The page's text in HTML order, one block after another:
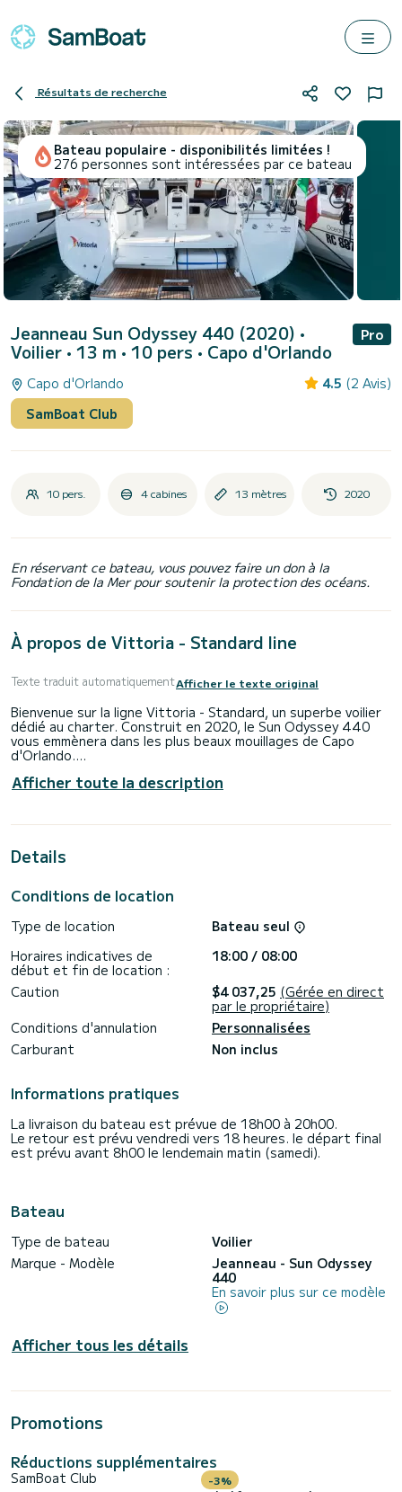
Résultats de recherche
Bateau populaire - disponibilités limitées !
276 personnes sont intéressées par ce bateau
Jeanneau Sun Odyssey 440 (2020) •
Voilier • 13 m • 10 pers • Capo d'Orlando
Pro
Capo d'Orlando 4.5 (2 Avis)
SamBoat Club
10 pers. 4 cabines 13 mètres 2020
En réservant ce bateau, vous pouvez faire un don à la
Fondation de la Mer pour soutenir la protection des océans.
À propos de Vittoria - Standard line
Texte traduit automatiquementAfficher le texte original
Bienvenue sur la ligne Vittoria - Standard, un superbe voilier
dédié au charter. Construit en 2020, le Sun Odyssey 440
vous emmènera dans les plus beaux mouillages de Capo
d'Orlando.
Le Le bateau dispose de 4 cabines confortables et d'une
capacité de bateau de 8 personnes. D'une longueur totale
vacances extraordinaires sur l'eau près de Capo d'Orlando
Ce Sun Odyssey 440 b> est équipé de 2 salles de bains
Ce bateau est équipé d'une grand-voile entièrement lattée
suivants : Pilote automatique, Moteur hors-bord, Propulseur
Pour toute demande d'information ou de réservation, cliquez
sur sur le bouton "demander un devis", un expert SamBoat
Afficher toute la description
Details
Conditions de location
Type de location
Bateau seul
Horaires indicatives de
début et fin de location :
18:00 / 08:00
Caution
$4 037,25 (Gérée en direct
par le propriétaire)
Conditions d'annulation
Personnalisées
Carburant
Non inclus
Informations pratiques
La livraison du bateau est prévue de 18h00 à 20h00.
Le retour est prévu vendredi vers 18 heures. le départ final
est prévu avant 8h00 le lendemain matin (samedi).
Bateau
Type de bateau
Voilier
Marque - Modèle
Jeanneau - Sun Odyssey
440
En savoir plus sur ce modèle
Afficher tous les détails
Promotions
Réductions supplémentaires
SamBoat Club -3%